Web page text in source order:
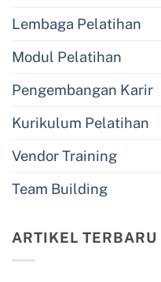
Lembaga Pelatihan
Modul Pelatihan
Pengembangan Karir
Kurikulum Pelatihan
Vendor Training
Team Building
ARTIKEL TERBARU